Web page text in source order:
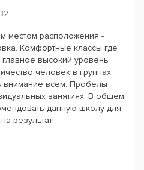
местом расположения -
Комфортные классы где
высокий уровень
человек в группах
внимание всем. Пробелы
занятиях. В общем
данную школу для
результат!